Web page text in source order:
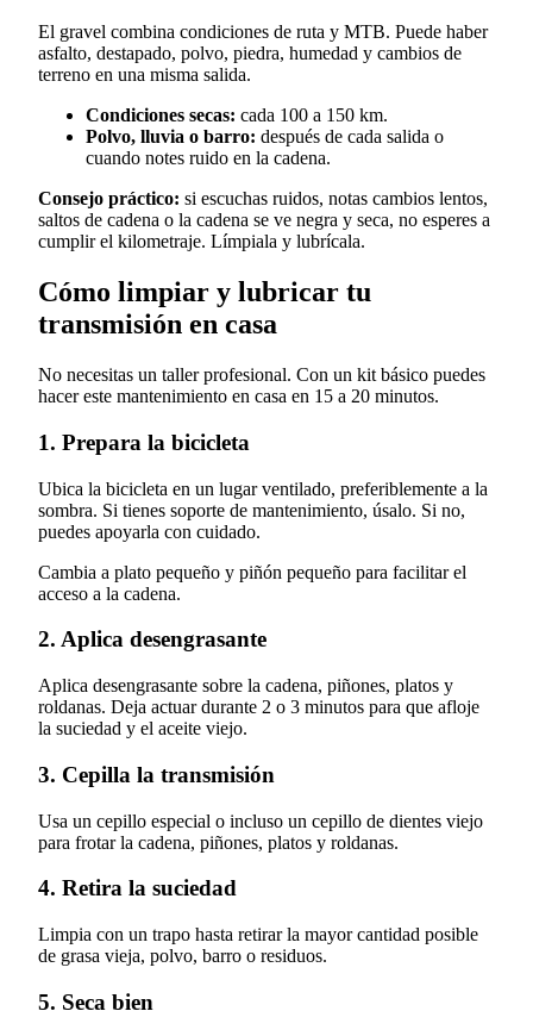
El gravel combina condiciones de ruta y MTB. Puede haber
asfalto, destapado, polvo, piedra, humedad y cambios de
terreno en una misma salida.
Condiciones secas: cada 100 a 150 km.
Polvo, lluvia o barro: después de cada salida o
cuando notes ruido en la cadena.
Consejo práctico: si escuchas ruidos, notas cambios lentos,
saltos de cadena o la cadena se ve negra y seca, no esperes a
cumplir el kilometraje. Límpiala y lubrícala.
Cómo limpiar y lubricar tu
transmisión en casa
No necesitas un taller profesional. Con un kit básico puedes
hacer este mantenimiento en casa en 15 a 20 minutos.
1. Prepara la bicicleta
Ubica la bicicleta en un lugar ventilado, preferiblemente a la
sombra. Si tienes soporte de mantenimiento, úsalo. Si no,
puedes apoyarla con cuidado.
Cambia a plato pequeño y piñón pequeño para facilitar el
acceso a la cadena.
2. Aplica desengrasante
Aplica desengrasante sobre la cadena, piñones, platos y
roldanas. Deja actuar durante 2 o 3 minutos para que afloje
la suciedad y el aceite viejo.
3. Cepilla la transmisión
Usa un cepillo especial o incluso un cepillo de dientes viejo
para frotar la cadena, piñones, platos y roldanas.
4. Retira la suciedad
Limpia con un trapo hasta retirar la mayor cantidad posible
de grasa vieja, polvo, barro o residuos.
5. Seca bien